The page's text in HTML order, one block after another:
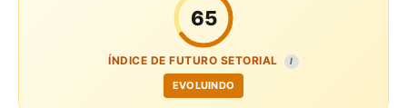
65
ÍNDICE DE FUTURO SETORIAL I
EVOLUINDO